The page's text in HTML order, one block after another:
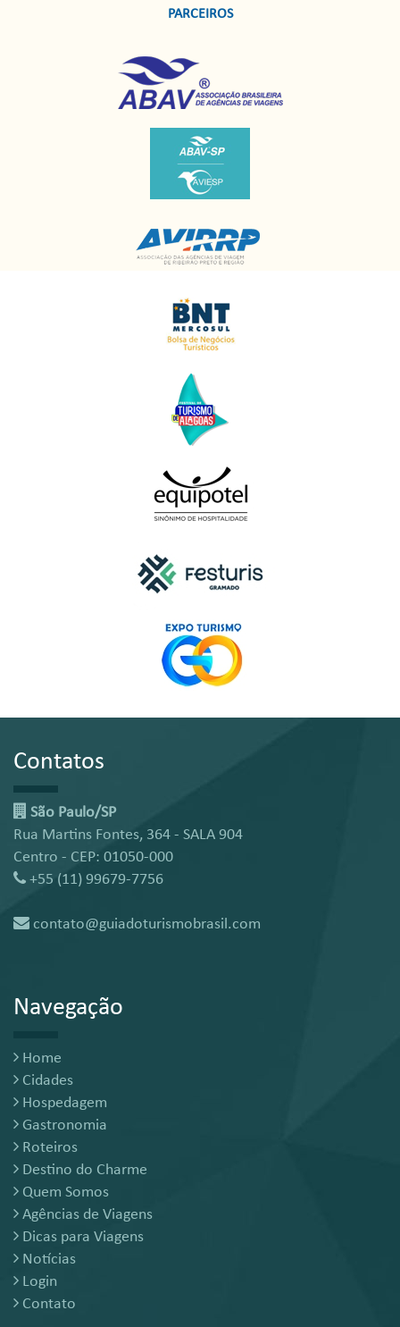
PARCEIROS
Contatos
São Paulo/SP
Rua Martins Fontes, 364 - SALA 904
Centro - CEP: 01050-000
+55 (11) 99679-7756
contato@guiadoturismobrasil.com
Navegação
Home
Cidades
Hospedagem
Gastronomia
Roteiros
Destino do Charme
Quem Somos
Agências de Viagens
Dicas para Viagens
Notícias
Login
Contato